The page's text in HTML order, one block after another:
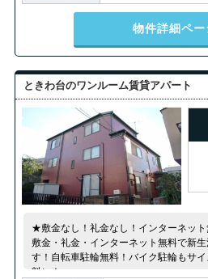
物件詳細ペー
ときわ台のワンルーム賃貸アパート
★敷金なし！礼金なし！インターネッ
敷金・礼金・インターネット無料で新
す！自転車駐輪無料！バイク駐輪もサ
料）！